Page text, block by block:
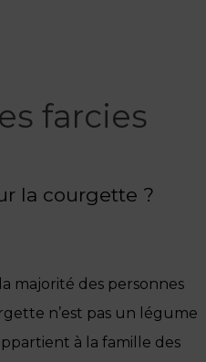
farcies
la courgette ?
majorité des personnes
n’est pas un légume
à la famille des